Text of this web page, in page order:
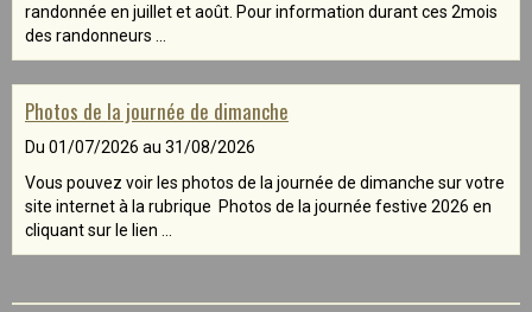
randonnée en juillet et août. Pour information durant ces 2mois
des randonneurs ...
Photos de la journée de dimanche
Du 01/07/2026 au 31/08/2026
Vous pouvez voir les photos de la journée de dimanche sur votre
site internet à la rubrique Photos de la journée festive 2026 en
cliquant sur le lien ...